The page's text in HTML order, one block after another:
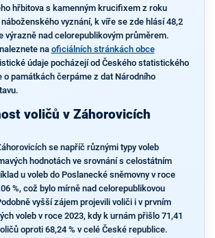
hřbitova s kamenným krucifixem z roku
vyznání, k víře se zde hlásí 48,2
výrazně nad celorepublikovým průměrem.
na oficiálních stránkách obce
údaje pocházejí od Českého statistického
o památkách čerpáme z dat Národního
voličů v Záhorovicích
se napříč různými typy voleb
hodnotách ve srovnání s celostátním
u voleb do Poslanecké sněmovny v roce
%, což bylo mírně nad celorepublikovou
vyšší zájem projevili voliči i v prvním
voleb v roce 2023, kdy k urnám přišlo 71,41
oproti 68,24 % v celé České republice.